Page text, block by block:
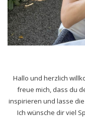
Hallo und herzlich
freue mich, dass du
inspirieren und lasse
Ich wünsche dir viel